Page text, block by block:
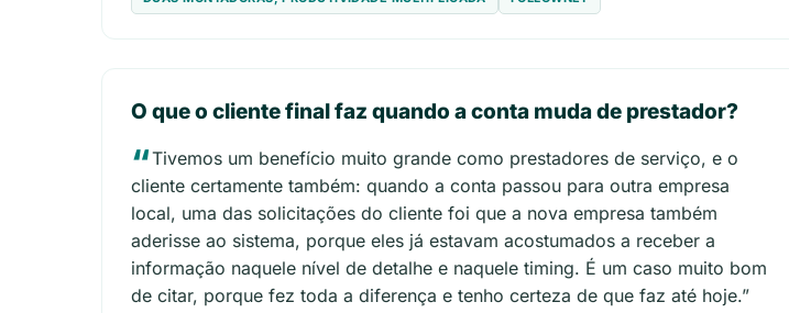
O que o cliente final faz quando a conta muda de prestador?
Tivemos um benefício muito grande como prestadores de serviço, e o
cliente certamente também: quando a conta passou para outra empresa
local, uma das solicitações do cliente foi que a nova empresa também
aderisse ao sistema, porque eles já estavam acostumados a receber a
informação naquele nível de detalhe e naquele timing. É um caso muito bom
de citar, porque fez toda a diferença e tenho certeza de que faz até hoje.”